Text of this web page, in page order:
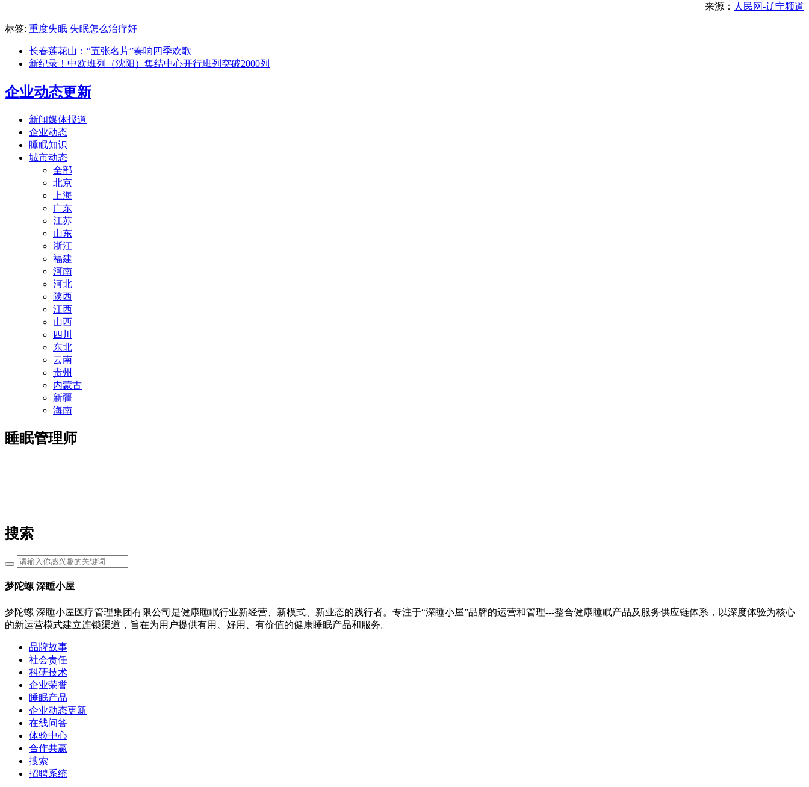
来源： 人民网-辽宁频道
标签: 重度失眠 失眠怎么治疗好
长春莲花山：“五张名片”奏响四季欢歌
新纪录！中欧班列（沈阳）集结中心开行班列突破2000列
企业动态更新
新闻媒体报道
企业动态
睡眠知识
城市动态
全部
北京
上海
广东
江苏
山东
浙江
福建
河南
河北
陕西
江西
山西
四川
东北
云南
贵州
内蒙古
新疆
海南
睡眠管理师
搜索
梦陀螺 深睡小屋
梦陀螺 深睡小屋医疗管理集团有限公司是健康睡眠行业新经营、新模式、新业态的践行者。专注于“深睡小屋”品牌的运营和管理---整合健康睡眠产品及服务供应链体系，以深度体验为核心
的新运营模式建立连锁渠道，旨在为用户提供有用、好用、有价值的健康睡眠产品和服务。
品牌故事
社会责任
科研技术
企业荣誉
睡眠产品
企业动态更新
在线问答
体验中心
合作共赢
搜索
招聘系统